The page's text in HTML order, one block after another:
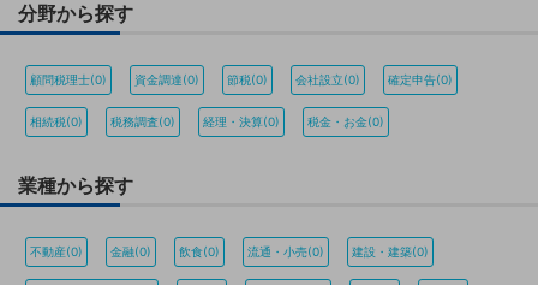
分野から探す
顧問税理士(0) 資金調達(0) 節税(0) 会社設立(0) 確定申告(0)
相続税(0) 税務調査(0) 経理・決算(0) 税金・お金(0)
業種から探す
不動産(0) 金融(0) 飲食(0) 流通・小売(0) 建設・建築(0)